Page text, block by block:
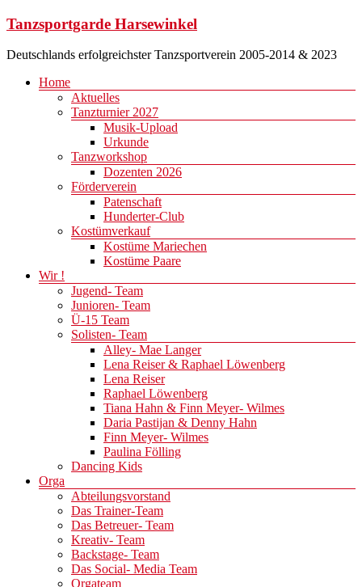
Zum
springen
Tanzsportgarde Harsewinkel
Deutschlands erfolgreichster Tanzsportverein 2005-2014 & 2023
Menü
Home
Aktuelles
Tanzturnier 2027
Musik-Upload
Urkunde
Tanzworkshop
Dozenten 2026
Förderverein
Patenschaft
Hunderter-Club
Kostümverkauf
Kostüme Mariechen
Kostüme Paare
Wir !
Jugend- Team
Junioren- Team
Ü-15 Team
Solisten- Team
Alley- Mae Langer
Lena Reiser & Raphael Löwenberg
Lena Reiser
Raphael Löwenberg
Tiana Hahn & Finn Meyer- Wilmes
Daria Pastijan & Denny Hahn
Finn Meyer- Wilmes
Paulina Fölling
Dancing Kids
Orga
Abteilungsvorstand
Das Trainer-Team
Das Betreuer- Team
Kreativ- Team
Backstage- Team
Das Social- Media Team
Orgateam